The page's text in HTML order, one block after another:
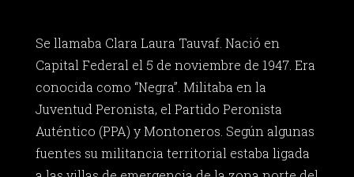
Se llamaba Clara Laura Tauvaf. Nació en
Capital Federal el 5 de noviembre de 1947. Era
conocida como “Negra”. Militaba en la
Juventud Peronista, el Partido Peronista
Auténtico (PPA) y Montoneros. Según algunas
fuentes su militancia territorial estaba ligada